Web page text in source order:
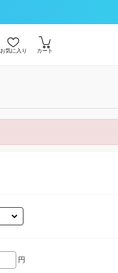
お気に入り カート
円